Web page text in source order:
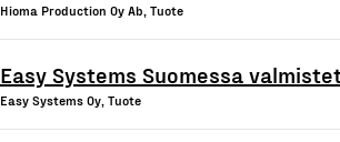
Hioma Production Oy Ab, Tuote
Easy Systems Suomessa
Easy Systems Oy, Tuote